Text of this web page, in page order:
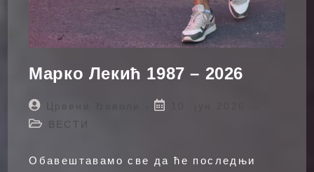
Марко Лекић 1987 – 2026
Post
author:
Црвени Ђаволи
Post
PostВЕСТИ
Обавештавамо све да ће последњи